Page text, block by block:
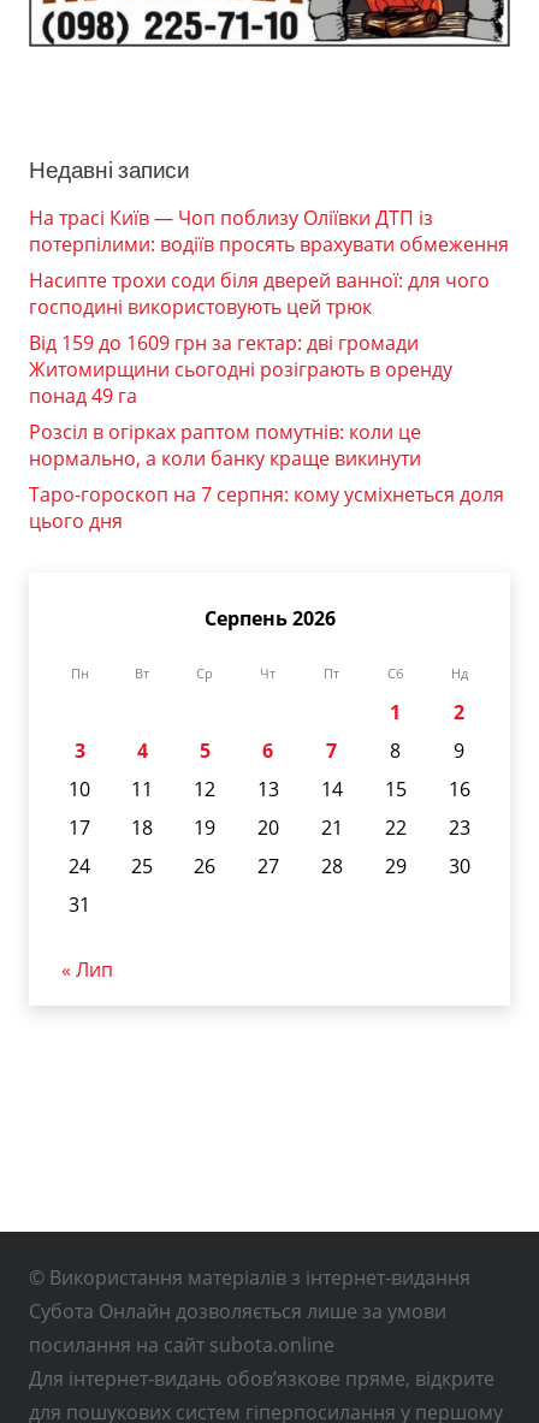
Недавні записи
На трасі Київ — Чоп поблизу Оліївки ДТП із
потерпілими: водіїв просять врахувати обмеження
Насипте трохи соди біля дверей ванної: для чого
господині використовують цей трюк
Від 159 до 1609 грн за гектар: дві громади
Житомирщини сьогодні розіграють в оренду
понад 49 га
Розсіл в огірках раптом помутнів: коли це
нормально, а коли банку краще викинути
Таро-гороскоп на 7 серпня: кому усміхнеться доля
цього дня
Серпень 2026
Пн Вт Ср Чт Пт Сб Нд
1
2
3
4 5 6 7 8
9
10
11 12 13 14 15
16
17
18 19 20 21 22
23
24
25 26 27 28 29
30
31
« Лип
© Використання матеріалів з інтернет-видання
Субота Онлайн дозволяється лише за умови
посилання на сайт subota.online
Для інтернет-видань обов’язкове пряме, відкрите
для пошукових систем гіперпосилання у першому